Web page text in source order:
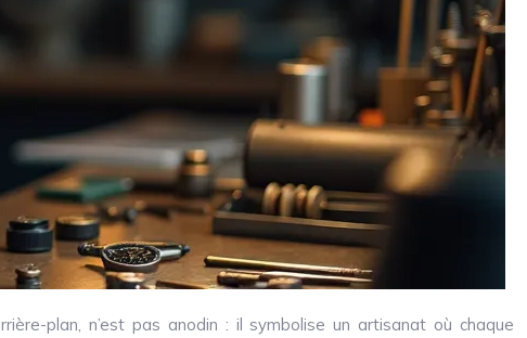
plan, n’est pas anodin : il symbolise un artisanat où chaque